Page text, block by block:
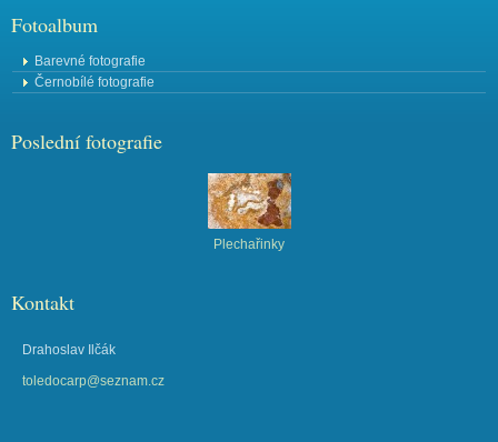
Fotoalbum
Barevné fotografie
Černobílé fotografie
Poslední fotografie
Plechařinky
Kontakt
Drahoslav Ilčák
toledocarp@seznam.cz